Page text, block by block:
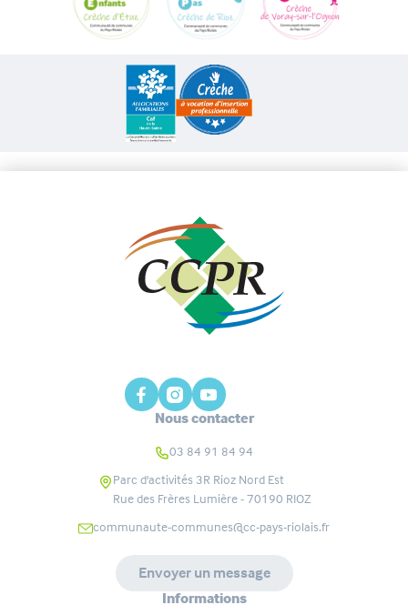
Nous contacter
03 84 91 84 94
Parc d'activités 3R Rioz Nord Est
Rue des Frères Lumière - 70190 RIOZ
communaute-communes@cc-pays-riolais.fr
Envoyer un message
Informations